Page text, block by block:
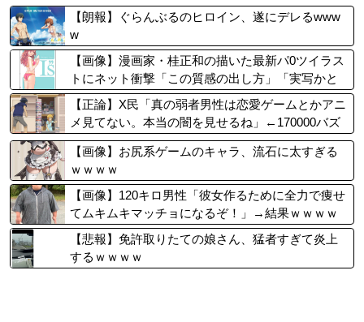
【朗報】ぐらんぶるのヒロイン、遂にデレるwww
w
【画像】漫画家・桂正和の描いた最新パ0ツイラス
トにネット衝撃「この質感の出し方」「実写かと
思いました]
【正論】X民「真の弱者男性は恋愛ゲームとかアニ
メ見てない。本当の闇を見せるね」←170000バズ
wwwwwww
【画像】お尻系ゲームのキャラ、流石に太すぎる
ｗｗｗｗ
【画像】120キロ男性「彼女作るために全力で痩せ
てムキムキマッチョになるぞ！」→結果ｗｗｗｗ
【悲報】免許取りたての娘さん、猛者すぎて炎上
するｗｗｗｗ